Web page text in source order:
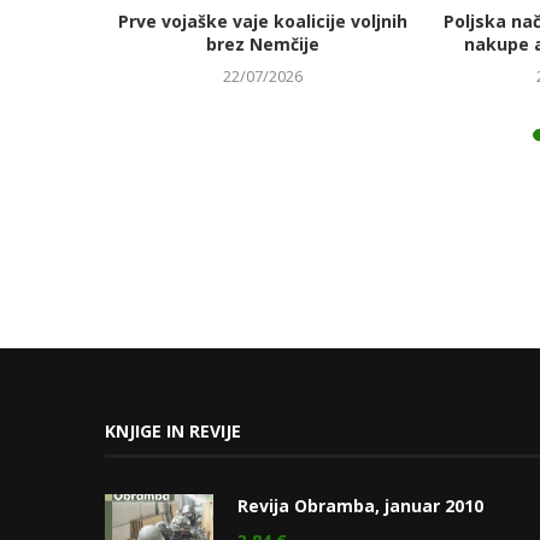
Prve vojaške vaje koalicije voljnih
brez Nemčije
22/07/2026
Poljska
nakupe
KNJIGE IN REVIJE
Revija Obramba, januar 2010